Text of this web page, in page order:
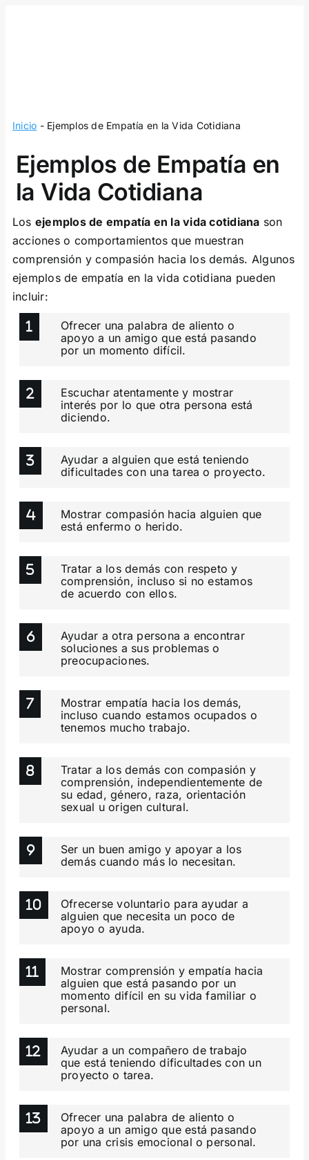
Inicio - Ejemplos de Empatía en la Vida Cotidiana
Ejemplos de Empatía en
la Vida Cotidiana
Los ejemplos de empatía en la vida cotidiana son
acciones o comportamientos que muestran
comprensión y compasión hacia los demás. Algunos
ejemplos de empatía en la vida cotidiana pueden
incluir:
Ofrecer una palabra de aliento o
apoyo a un amigo que está pasando
por un momento difícil.
Escuchar atentamente y mostrar
interés por lo que otra persona está
diciendo.
Ayudar a alguien que está teniendo
dificultades con una tarea o proyecto.
Mostrar compasión hacia alguien que
está enfermo o herido.
Tratar a los demás con respeto y
comprensión, incluso si no estamos
de acuerdo con ellos.
Ayudar a otra persona a encontrar
soluciones a sus problemas o
preocupaciones.
Mostrar empatía hacia los demás,
incluso cuando estamos ocupados o
tenemos mucho trabajo.
Tratar a los demás con compasión y
comprensión, independientemente de
su edad, género, raza, orientación
sexual u origen cultural.
Ser un buen amigo y apoyar a los
demás cuando más lo necesitan.
Ofrecerse voluntario para ayudar a
alguien que necesita un poco de
apoyo o ayuda.
Mostrar comprensión y empatía hacia
alguien que está pasando por un
momento difícil en su vida familiar o
personal.
Ayudar a un compañero de trabajo
que está teniendo dificultades con un
proyecto o tarea.
Ofrecer una palabra de aliento o
apoyo a un amigo que está pasando
por una crisis emocional o personal.